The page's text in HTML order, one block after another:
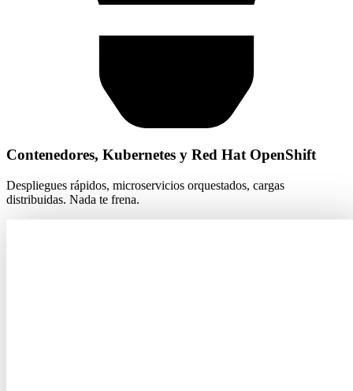
Contenedores, Kubernetes y Red Hat OpenShift
Despliegues rápidos, microservicios orquestados, cargas
distribuidas. Nada te frena.